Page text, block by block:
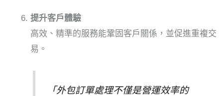
提升客戶體驗
高效、精準的服務能鞏固客戶關係，並促進重複交
易。
「外包訂單處理不僅是營運效率的